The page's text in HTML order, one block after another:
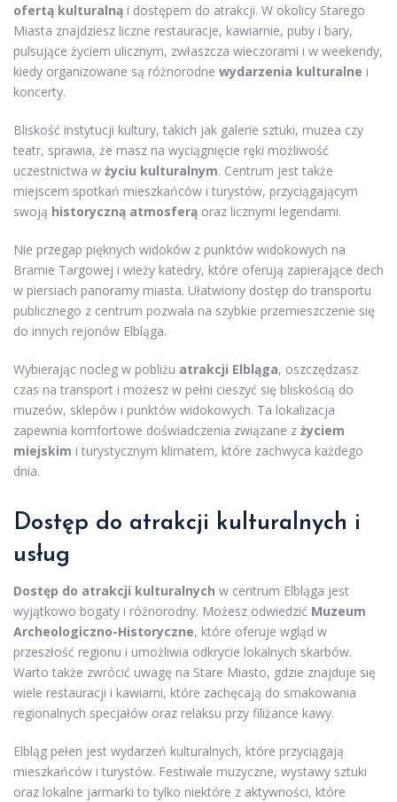
ofertą kulturalną i dostępem do atrakcji. W okolicy Starego
Miasta znajdziesz liczne restauracje, kawiarnie, puby i bary,
pulsujące życiem ulicznym, zwłaszcza wieczorami i w weekendy,
kiedy organizowane są różnorodne wydarzenia kulturalne i
koncerty.
Bliskość instytucji kultury, takich jak galerie sztuki, muzea czy
teatr, sprawia, że masz na wyciągnięcie ręki możliwość
uczestnictwa w życiu kulturalnym. Centrum jest także
miejscem spotkań mieszkańców i turystów, przyciągającym
swoją historyczną atmosferą oraz licznymi legendami.
Nie przegap pięknych widoków z punktów widokowych na
Bramie Targowej i wieży katedry, które oferują zapierające dech
w piersiach panoramy miasta. Ułatwiony dostęp do transportu
publicznego z centrum pozwala na szybkie przemieszczenie się
do innych rejonów Elbląga.
Wybierając nocleg w pobliżu atrakcji Elbląga, oszczędzasz
czas na transport i możesz w pełni cieszyć się bliskością do
muzeów, sklepów i punktów widokowych. Ta lokalizacja
zapewnia komfortowe doświadczenia związane z życiem
miejskim i turystycznym klimatem, które zachwyca każdego
dnia.
Dostęp do atrakcji kulturalnych i
usług
Dostęp do atrakcji kulturalnych w centrum Elbląga jest
wyjątkowo bogaty i różnorodny. Możesz odwiedzić Muzeum
Archeologiczno-Historyczne, które oferuje wgląd w
przeszłość regionu i umożliwia odkrycie lokalnych skarbów.
Warto także zwrócić uwagę na Stare Miasto, gdzie znajduje się
wiele restauracji i kawiarni, które zachęcają do smakowania
regionalnych specjałów oraz relaksu przy filiżance kawy.
Elbląg pełen jest wydarzeń kulturalnych, które przyciągają
mieszkańców i turystów. Festiwale muzyczne, wystawy sztuki
oraz lokalne jarmarki to tylko niektóre z aktywności, które